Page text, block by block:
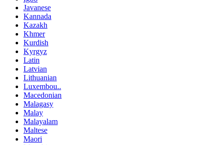
Javanese
Kannada
Kazakh
Khmer
Kurdish
Kyrgyz
Latin
Latvian
Lithuanian
Luxembou..
Macedonian
Malagasy
Malay
Malayalam
Maltese
Maori